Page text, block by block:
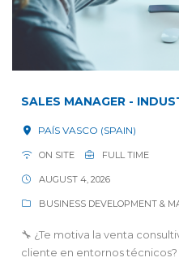
SALES MANAGER -
PAÍS VASCO (SPAIN)
ON SITE FULL TIME
AUGUST 4, 2026
BUSINESS DEVELOPMENT &
🔧 ¿Te motiva la venta
cliente en entornos